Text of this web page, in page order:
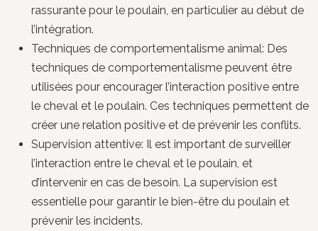
rassurante pour le poulain, en particulier au début de
l’intégration.
Techniques de comportementalisme animal: Des
techniques de comportementalisme peuvent être
utilisées pour encourager l’interaction positive entre
le cheval et le poulain. Ces techniques permettent de
créer une relation positive et de prévenir les conflits.
Supervision attentive: Il est important de surveiller
l’interaction entre le cheval et le poulain, et
d’intervenir en cas de besoin. La supervision est
essentielle pour garantir le bien-être du poulain et
prévenir les incidents.